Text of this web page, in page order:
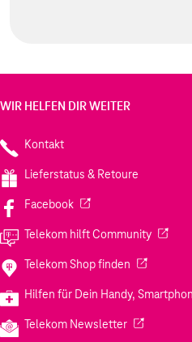
WIR HELFEN DIR WEITER
Kontakt
Lieferstatus & Retoure
Facebook(Wird in einem neuen
Telekom hilft Community(Wird in
Telekom Shop finden (Wird in
Hilfen für Dein Handy,
Telekom Newsletter(Wird in